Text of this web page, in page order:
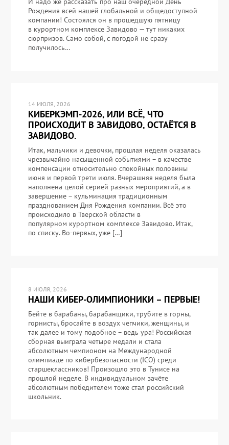
Рождения всей нашей глобальной и общедоступной
компании! Состоялся он в прошедшую пятницу
в курортном комплексе Завидово — тут никаких
сюрпризов. Само собой, с погодой не сразу
получилось…
14 ИЮЛЯ, 2026
КИБЕРКЭМП-2026, ИЛИ ВСЁ, ЧТО
ПРОИСХОДИТ В ЗАВИДОВО, ОСТАЁТСЯ В
ЗАВИДОВО.
Итак, мальчики и девочки, прошлая неделя оказалась
чрезвычайно насыщенной событиями – в качестве
компенсации относительно спокойных половины
июня и первой трети июля. Вчерашняя неделя была
наполнена целой серией разных мероприятий, а в
завершение – кульминация традиционным
празднованием Дня Рождения компании. Всё это
происходило в Тверской области в
популярном курортном комплексе Завидово. Итак,
по списку. Во-первых, уже […]
8 ИЮЛЯ, 2026
НАШИ КИБЕР-ОЛИМПИОНИКИ – ПЕРВЫЕ!
Бейте в барабаны, барабанщики, трубите в горны,
горнисты, бросайте в воздух чепчики, женщины, и
так далее и тому подобное – ведь ура! Российская
сборная выиграла четыре медали и стала
абсолютным чемпионом на Международной
олимпиаде по кибербезопасности (ICO) среди
старшеклассников! Произошло это в Тунисе на
прошлой неделе. В индивидуальном зачёте
абсолютным победителем тоже стал российский
школьник.